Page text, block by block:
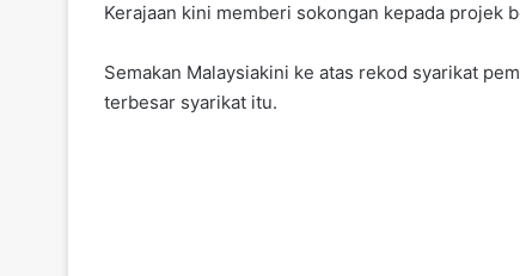
Kerajaan kini memberi sokongan kepada projek
Semakan Malaysiakini ke atas rekod syarikat
terbesar syarikat itu.